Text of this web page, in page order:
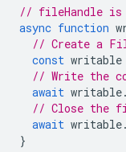
// fileHandle is
async function
// Create a
const writable
// Write the
await writable.
// Close the
await writable.
}